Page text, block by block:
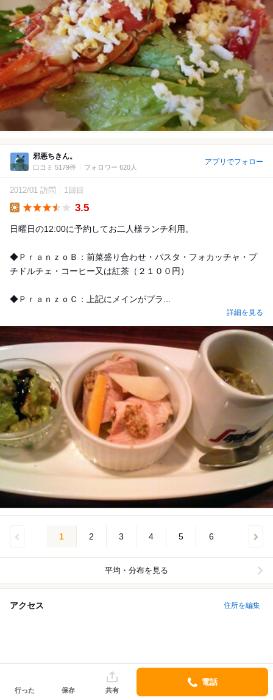
邪悪ちきん。
口コミ 5179件 フォロワー 620人
アプリでフォロー
2012/01 訪問 1回目
3.5
日曜日の12:00に予約してお二人様ランチ利用。
◆ＰｒａｎｚｏＢ：前菜盛り合わせ・パスタ・フォカッチャ・プ
チドルチェ・コーヒー又は紅茶（２１００円）
◆ＰｒａｎｚｏＣ：上記にメインがプラ...
詳細を見る
1 2 3 4 5 6
平均・分布を見る
アクセス 住所を編集
行った 保存 共有
電話